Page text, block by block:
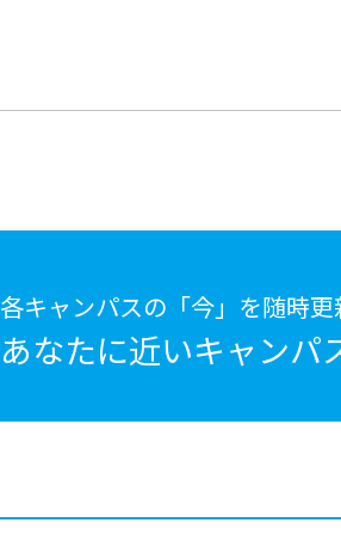
各キャンパスの「今」を随時更
あなたに近いキャンパ